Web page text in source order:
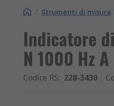
/ Strumenti di misura
Indicatore
N 1000 Hz
Codice RS: 228-3430